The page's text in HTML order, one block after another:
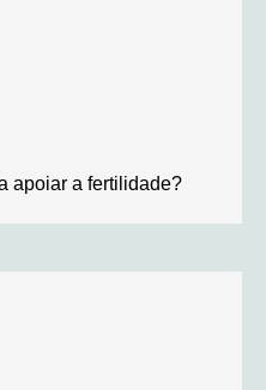
apoiar a fertilidade?